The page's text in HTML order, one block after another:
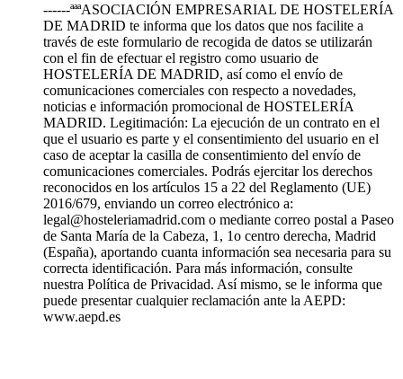
------ªªªASOCIACIÓN EMPRESARIAL DE HOSTELERÍA
DE MADRID te informa que los datos que nos facilite a
través de este formulario de recogida de datos se utilizarán
con el fin de efectuar el registro como usuario de
HOSTELERÍA DE MADRID, así como el envío de
comunicaciones comerciales con respecto a novedades,
noticias e información promocional de HOSTELERÍA
MADRID. Legitimación: La ejecución de un contrato en el
que el usuario es parte y el consentimiento del usuario en el
caso de aceptar la casilla de consentimiento del envío de
comunicaciones comerciales. Podrás ejercitar los derechos
reconocidos en los artículos 15 a 22 del Reglamento (UE)
2016/679, enviando un correo electrónico a:
legal@hosteleriamadrid.com o mediante correo postal a Paseo
de Santa María de la Cabeza, 1, 1o centro derecha, Madrid
(España), aportando cuanta información sea necesaria para su
correcta identificación. Para más información, consulte
nuestra Política de Privacidad. Así mismo, se le informa que
puede presentar cualquier reclamación ante la AEPD:
www.aepd.es